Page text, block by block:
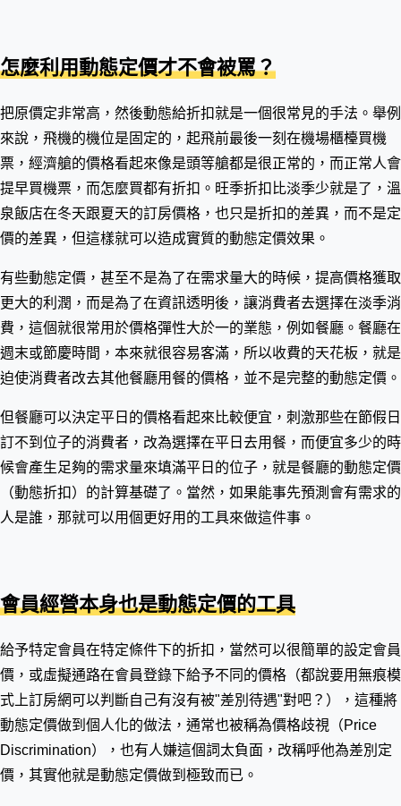
怎麼利用動態定價才不會被罵？
把原價定非常高，然後動態給折扣就是一個很常見的手法。舉例
來說，飛機的機位是固定的，起飛前最後一刻在機場櫃檯買機
票，經濟艙的價格看起來像是頭等艙都是很正常的，而正常人會
提早買機票，而怎麼買都有折扣。旺季折扣比淡季少就是了，溫
泉飯店在冬天跟夏天的訂房價格，也只是折扣的差異，而不是定
價的差異，但這樣就可以造成實質的動態定價效果。
有些動態定價，甚至不是為了在需求量大的時候，提高價格獲取
更大的利潤，而是為了在資訊透明後，讓消費者去選擇在淡季消
費，這個就很常用於價格彈性大於一的業態，例如餐廳。餐廳在
週末或節慶時間，本來就很容易客滿，所以收費的天花板，就是
迫使消費者改去其他餐廳用餐的價格，並不是完整的動態定價。
但餐廳可以決定平日的價格看起來比較便宜，刺激那些在節假日
訂不到位子的消費者，改為選擇在平日去用餐，而便宜多少的時
候會產生足夠的需求量來填滿平日的位子，就是餐廳的動態定價
（動態折扣）的計算基礎了。當然，如果能事先預測會有需求的
人是誰，那就可以用個更好用的工具來做這件事。
會員經營本身也是動態定價的工具
給予特定會員在特定條件下的折扣，當然可以很簡單的設定會員
價，或虛擬通路在會員登錄下給予不同的價格（都說要用無痕模
式上訂房網可以判斷自己有沒有被"差別待遇"對吧？），這種將
動態定價做到個人化的做法，通常也被稱為價格歧視（Price
Discrimination），也有人嫌這個詞太負面，改稱呼他為差別定
價，其實他就是動態定價做到極致而已。